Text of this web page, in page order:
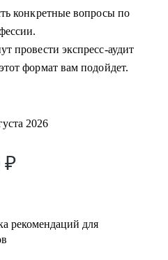
продуктовой
СРО", построение
процессов для
как работать с
со смежными командами,
хотят вырасти до СРО:
менторство по рабочим
конкретные вопросы по
провести экспресс-аудит
формат вам подойдет.
2026
₽
рекомендаций для